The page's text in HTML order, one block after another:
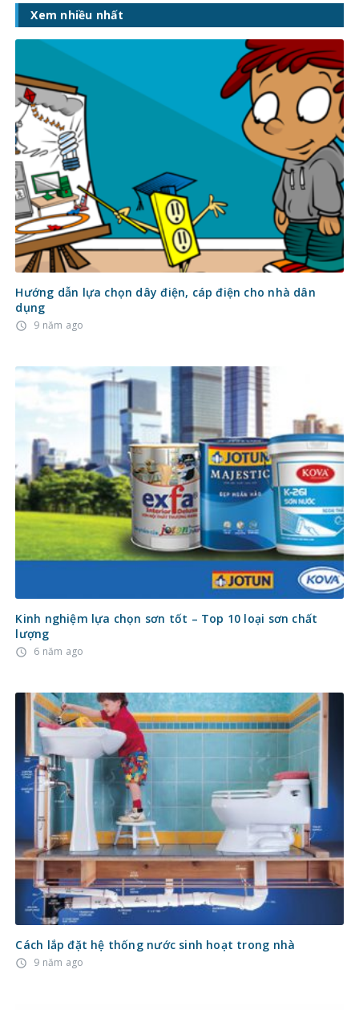
Xem nhiều nhất
Hướng dẫn lựa chọn dây điện, cáp điện cho nhà dân
dụng
access_time 9 năm ago
Kinh nghiệm lựa chọn sơn tốt – Top 10 loại sơn chất
lượng
access_time 6 năm ago
Cách lắp đặt hệ thống nước sinh hoạt trong nhà
access_time 9 năm ago